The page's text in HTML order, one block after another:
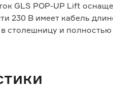
GLS POP-UP Lift
230 В имеет кабель
в столешницу и